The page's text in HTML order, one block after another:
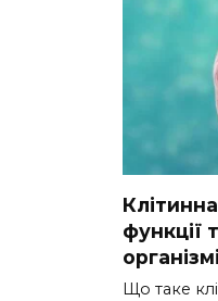
функції
Що таке